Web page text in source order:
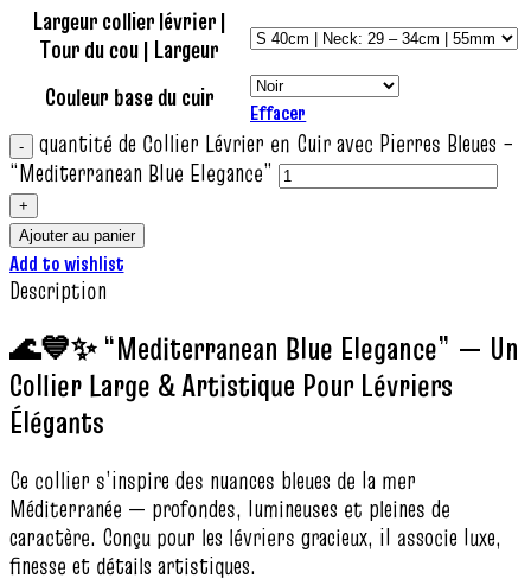
Largeur collier lévrier |
Tour du cou | Largeur
Couleur base du cuir
Effacer
quantité de Collier Lévrier en Cuir avec Pierres Bleues –
“Mediterranean Blue Elegance”
Ajouter au panier
Add to wishlist
Description
🌊💙✨ “Mediterranean Blue Elegance” — Un
Collier Large & Artistique Pour Lévriers
Élégants
Ce collier s’inspire des nuances bleues de la mer
Méditerranée — profondes, lumineuses et pleines de
caractère. Conçu pour les lévriers gracieux, il associe luxe,
finesse et détails artistiques.